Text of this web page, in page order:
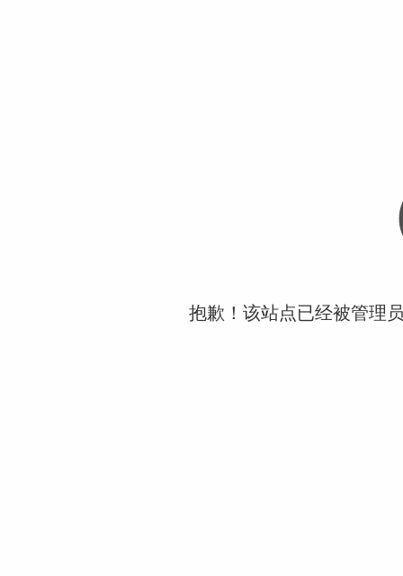
抱歉！该站点已经被管理